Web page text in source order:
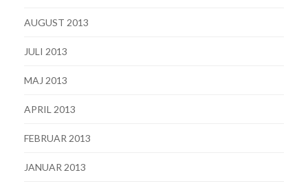
AUGUST 2013
JULI 2013
MAJ 2013
APRIL 2013
FEBRUAR 2013
JANUAR 2013